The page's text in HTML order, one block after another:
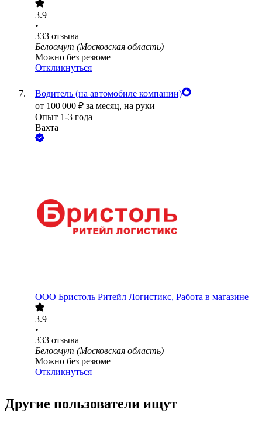
3.9
•
333 отзыва
Белоомут (Московская область)
Можно без резюме
Откликнуться
Водитель (на автомобиле компании)
от 100 000 ₽ за месяц, на руки
Опыт 1-3 года
Вахта
ООО Бристоль Ритейл Логистикс, Работа в магазине
3.9
•
333 отзыва
Белоомут (Московская область)
Можно без резюме
Откликнуться
Другие пользователи ищут